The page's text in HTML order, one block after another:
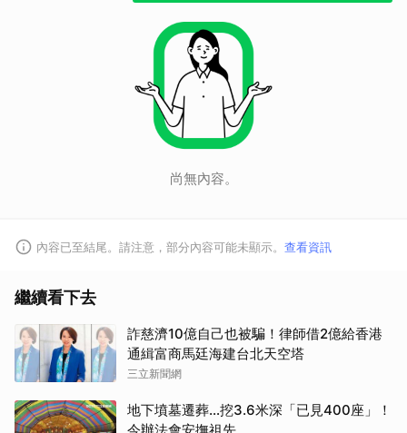
尚無內容。
內容已至結尾。請注意，部分內容可能未顯示。 查看資訊
繼續看下去
詐慈濟10億自己也被騙！律師借2億給香港
通緝富商馬廷海建台北天空塔
三立新聞網
地下墳墓遷葬…挖3.6米深「已見400座」！